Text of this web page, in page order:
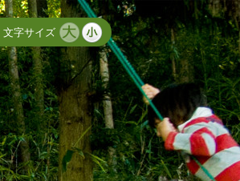
文字サイズ